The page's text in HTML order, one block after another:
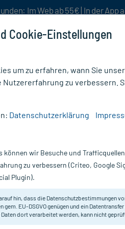
Im Web ab 55€ | In der App
Nur für kurze Zeit:Gratis-
Shampoo,
Cookie-Einstellungen
um zu erfahren, wann Sie
Nutzererfahrung zu verbessern.
Datenschutzerklärung
können wir Besuche und
zu verbessern (Criteo, Google
Plugin).
hin, dass die Datenschutzbestimmungen
gem. EU-DSGVO genügen und ein
Daten dort verarbeitet werden, kann nicht